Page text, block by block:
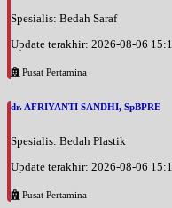
Spesialis: Bedah Saraf
Update terakhir: 2026-08-06
Pusat Pertamina
dr. AFRIYANTI SANDHI, SpBPRE
Spesialis: Bedah Plastik
Update terakhir: 2026-08-06
Pusat Pertamina